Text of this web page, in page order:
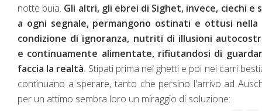
notte buia. Gli altri, gli ebrei di Sighet, invece, ciechi e
a ogni segnale, permangono ostinati e ottusi nella
condizione di ignoranza, nutriti di illusioni
e continuamente alimentate, rifiutandosi di
faccia la realtà. Stipati prima nei ghetti e poi nei carri
continuano a sperare, tanto che persino l'arrivo ad
per un attimo sembra loro un miraggio di soluzione: